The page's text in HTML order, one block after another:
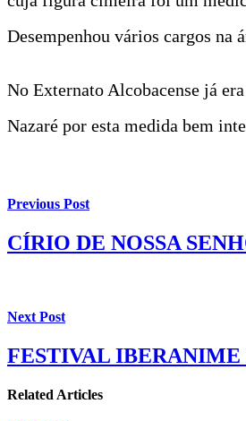
Desempenhou vários cargos na
No Externato Alcobacense já
Nazaré por esta medida bem
Previous Post
CÍRIO DE NOSSA
Next Post
FESTIVAL
Related Articles